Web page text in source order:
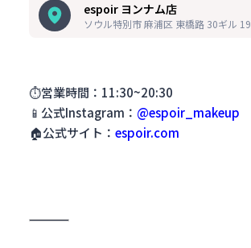
espoir ヨンナム店
ソウル特別市 麻浦区 東橋路 30ギル 19
⏱営業時間：11:30~20:30
📱公式Instagram： @espoir_makeup
🏠公式サイト： espoir.com